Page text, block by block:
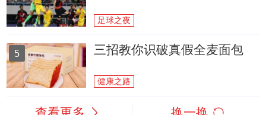
足球之夜
5 三招教你识破真假全麦面包
健康之路